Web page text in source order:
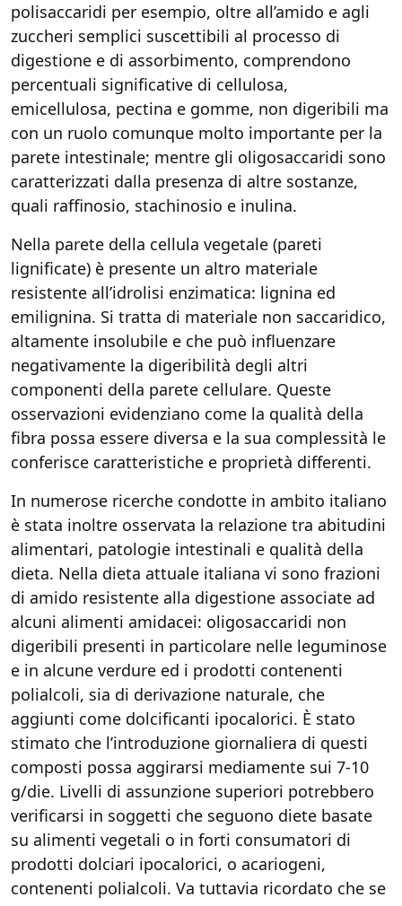
polisaccaridi per esempio, oltre all’amido e agli
zuccheri semplici suscettibili al processo di
digestione e di assorbimento, comprendono
percentuali significative di cellulosa,
emicellulosa, pectina e gomme, non digeribili ma
con un ruolo comunque molto importante per la
parete intestinale; mentre gli oligosaccaridi sono
caratterizzati dalla presenza di altre sostanze,
quali raffinosio, stachinosio e inulina.
Nella parete della cellula vegetale (pareti
lignificate) è presente un altro materiale
resistente all’idrolisi enzimatica: lignina ed
emilignina. Si tratta di materiale non saccaridico,
altamente insolubile e che può influenzare
negativamente la digeribilità degli altri
componenti della parete cellulare. Queste
osservazioni evidenziano come la qualità della
fibra possa essere diversa e la sua complessità le
conferisce caratteristiche e proprietà differenti.
In numerose ricerche condotte in ambito italiano
è stata inoltre osservata la relazione tra abitudini
alimentari, patologie intestinali e qualità della
dieta. Nella dieta attuale italiana vi sono frazioni
di amido resistente alla digestione associate ad
alcuni alimenti amidacei: oligosaccaridi non
digeribili presenti in particolare nelle leguminose
e in alcune verdure ed i prodotti contenenti
polialcoli, sia di derivazione naturale, che
aggiunti come dolcificanti ipocalorici. È stato
stimato che l’introduzione giornaliera di questi
composti possa aggirarsi mediamente sui 7-10
g/die. Livelli di assunzione superiori potrebbero
verificarsi in soggetti che seguono diete basate
su alimenti vegetali o in forti consumatori di
prodotti dolciari ipocalorici, o acariogeni,
contenenti polialcoli. Va tuttavia ricordato che se